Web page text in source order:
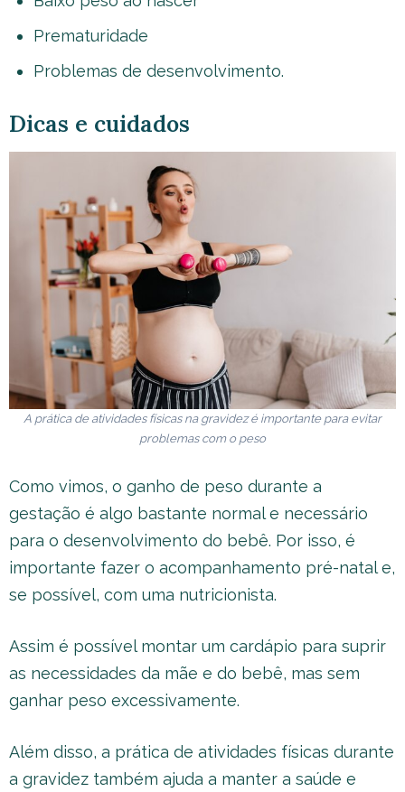
Prematuridade
Problemas de desenvolvimento.
Dicas e cuidados
A prática de atividades físicas na gravidez é importante para evitar
problemas com o peso
Como vimos, o ganho de peso durante a
gestação é algo bastante normal e necessário
para o desenvolvimento do bebê. Por isso, é
importante fazer o acompanhamento pré-natal e,
se possível, com uma nutricionista.
Assim é possível montar um cardápio para suprir
as necessidades da mãe e do bebê, mas sem
ganhar peso excessivamente.
Além disso, a prática de atividades físicas durante
a gravidez também ajuda a manter a saúde e